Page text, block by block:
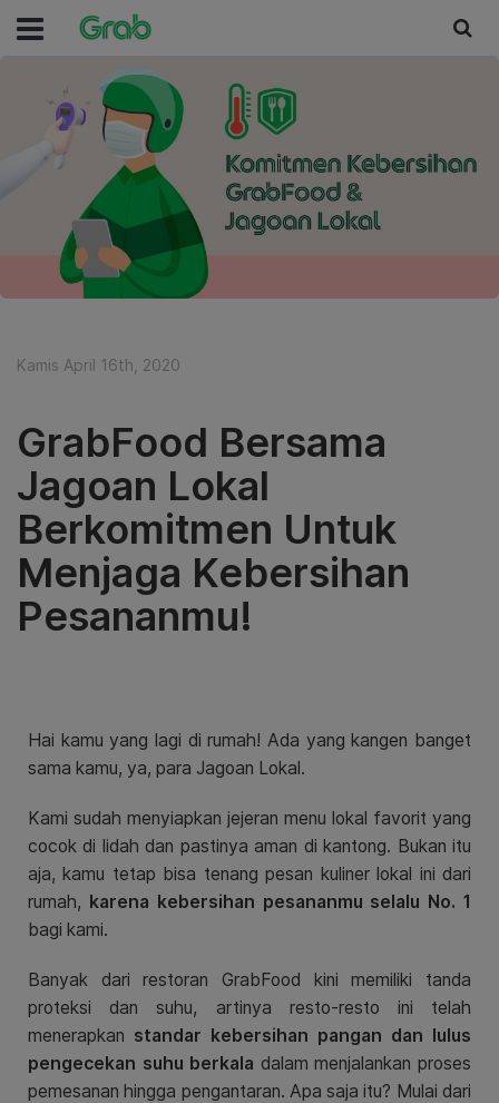
Kamis April 16th, 2020
GrabFood Bersama
Jagoan Lokal
Berkomitmen Untuk
Menjaga Kebersihan
Pesananmu!
Hai kamu yang lagi di rumah! Ada yang kangen banget
sama kamu, ya, para Jagoan Lokal.
Kami sudah menyiapkan jejeran menu lokal favorit yang
cocok di lidah dan pastinya aman di kantong. Bukan itu
aja, kamu tetap bisa tenang pesan kuliner lokal ini dari
rumah, karena kebersihan pesananmu selalu No. 1
bagi kami.
Banyak dari restoran GrabFood kini memiliki tanda
proteksi dan suhu, artinya resto-resto ini telah
menerapkan standar kebersihan pangan dan lulus
pengecekan suhu berkala dalam menjalankan proses
pemesanan hingga pengantaran. Apa saja itu? Mulai dari